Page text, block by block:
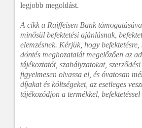
legjobb megoldást.
A cikk a Raiffeisen Bank
minősül befektetési ajánlásnak,
elemzésnek. Kérjük, hogy
döntés meghozatalát megelőzően az
tájékoztatót, szabályzatokat,
figyelmesen olvassa el, és óvatosan
díjakat és költségeket, az esetleges
tájékozódjon a termékkel,